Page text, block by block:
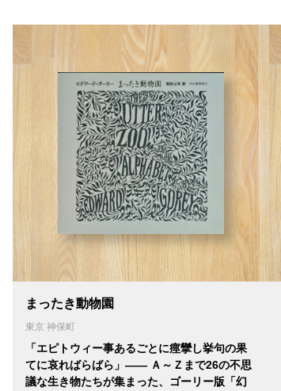
まったき動物園
東京 神保町
「エピトウィー事あるごとに痙攣し挙句の果
てに哀ればらばら」―― Ａ～Ｚまで26の不思
議な生き物たちが集まった、ゴーリー版「幻